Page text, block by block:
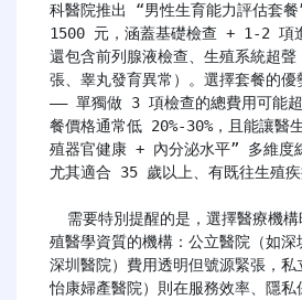
科醫院推出 “男性生育能力評估套
1500 元，涵蓋基礎檢查 + 1-2 項
還包含前列腺液檢查、生殖系統超聲
張、睾丸發育異常）。選擇套餐的
—— 單獨做 3 項檢查的總費用可能
餐價格通常低 20%-30%，且能讓
殖器官健康 + 內分泌水平” 多維度
尤其適合 35 歲以上、有既往生殖疾
殖醫學資質的機構：公立醫院（如
深圳醫院）費用透明但號源緊張，私
怡康婦產醫院）則在服務效率、隱